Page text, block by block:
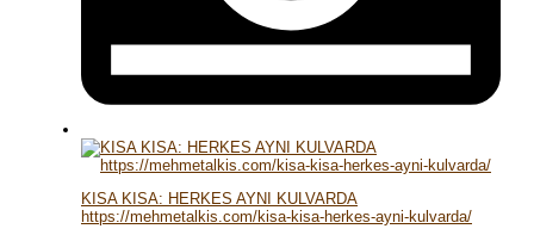
KISA KISA: HERKES AYNI KULVARDA
https://mehmetalkis.com/kisa-kisa-herkes-ayni-kulvarda/